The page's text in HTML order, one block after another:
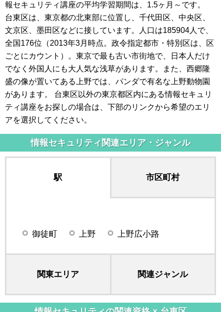
報セキュリティ講座の平均学習期間は、1.5ヶ月～です。
台東区は、東京都の北東部に位置し、千代田区、中央区、
文京区、墨田区などに接しています。人口は185904人で、
全国176位（2013年3月時点。政令指定都市・特別区は、区
ごとにカウント）。東京で最も古い市街地で、日本人だけ
でなく外国人にも大人気な浅草があります。また、西郷隆
盛の像が置いてある上野では、パンダで有名な上野動物園
があります。 台東区以外の東京都区内にある情報セキュリ
ティ講座をお探しの場合は、下部のリンクから希望のエリ
アを選択してください。
情報セキュリティ関連エリア・ジャンル
駅
御徒町 上野 上野広小路
市区町村
関東エリア 関連ジャンル